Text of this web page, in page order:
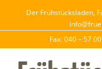
Der Frühstücksladen,
Fax: 040 – 57